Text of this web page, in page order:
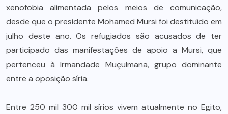
xenofobia alimentada pelos meios de comunicação,
desde que o presidente Mohamed Mursi foi destituído em
julho deste ano. Os refugiados são acusados de ter
participado das manifestações de apoio a Mursi, que
pertenceu à Irmandade Muçulmana, grupo dominante
entre a oposição síria.
Entre 250 mil 300 mil sírios vivem atualmente no Egito,